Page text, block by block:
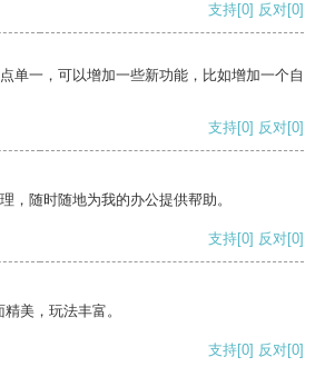
支持[0] 反对[0]
单一，可以增加一些新功能，比如增加一个自
支持[0] 反对[0]
，随时随地为我的办公提供帮助。
支持[0] 反对[0]
美，玩法丰富。
支持[0] 反对[0]